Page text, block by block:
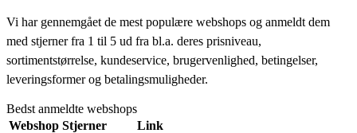
Vi har gennemgået de mest populære webshops og anmeldt dem
med stjerner fra 1 til 5 ud fra bl.a. deres prisniveau,
sortimentstørrelse, kundeservice, brugervenlighed, betingelser,
leveringsformer og betalingsmuligheder.
Bedst anmeldte webshops
Webshop Stjerner
Link